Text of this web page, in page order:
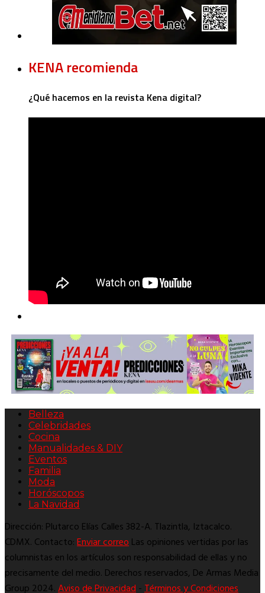
KENA recomienda
¿Qué hacemos en la revista Kena digital?
Belleza
Celebridades
Cocina
Manualidades & DIY
Eventos
Familia
Moda
Horóscopos
La Navidad
Dirección: Plutarco Elías Calles 382-A. Tlazintla, Iztacalco.
CDMX. Contacto:Enviar correoLas opiniones vertidas por las
columnistas en los artículos son responsabilidad de ellas y no
precisamente del medio. Derechos reservados, De Armas Media
Group 2024.Aviso de Privacidad-Términos y Condiciones